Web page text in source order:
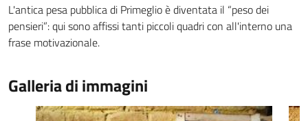
L'antica pesa pubblica di Primeglio è diventata il “peso dei
pensieri”: qui sono affissi tanti piccoli quadri con all'interno una
frase motivazionale.
Galleria di immagini